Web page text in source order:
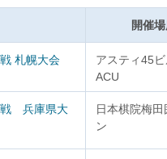
開催
札幌大会
アスティ45
ACU
戦 兵庫県大
日本棋院梅田
ン